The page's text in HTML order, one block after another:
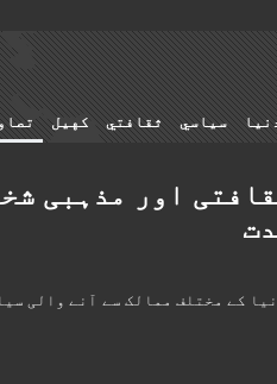
سياسي ثقافتي کهيل
اور مذہبی
میں دنیا کے مختلف ممالک سے آنے